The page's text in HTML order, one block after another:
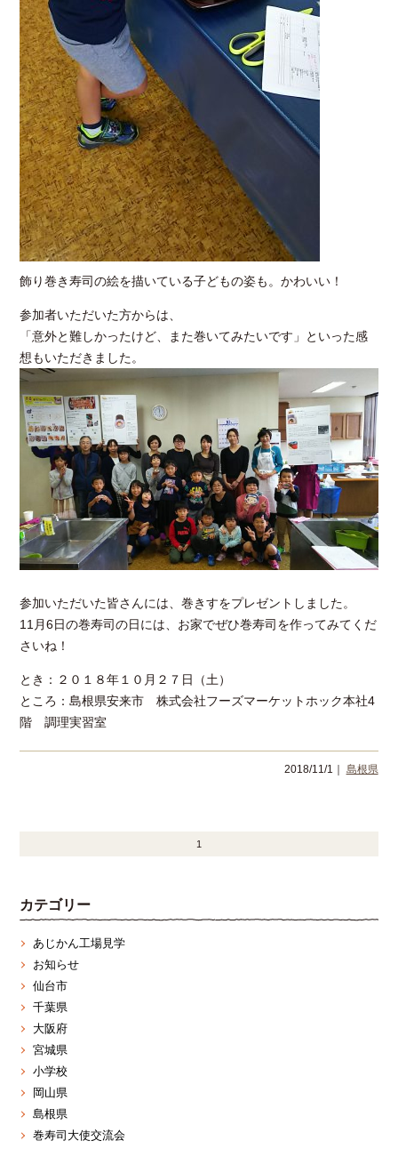
飾り巻き寿司の絵を描いている子どもの姿も。かわいい！
参加者いただいた方からは、
「意外と難しかったけど、また巻いてみたいです」といった感
想もいただきました。
参加いただいた皆さんには、巻きすをプレゼントしました。
11月6日の巻寿司の日には、お家でぜひ巻寿司を作ってみてくだ
さいね！
とき：２０１８年１０月２７日（土）
ところ：島根県安来市 株式会社フーズマーケットホック本社4
階 調理実習室
2018/11/1｜ 島根県
1
カテゴリー
あじかん工場見学
お知らせ
仙台市
千葉県
大阪府
宮城県
小学校
岡山県
島根県
巻寿司大使交流会